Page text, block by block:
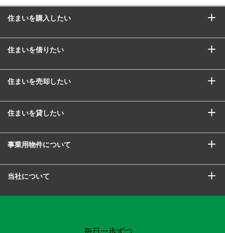
住まいを購入したい
住まいを借りたい
住まいを売却したい
住まいを貸したい
事業用物件について
当社について
毎日一歩ずつ、